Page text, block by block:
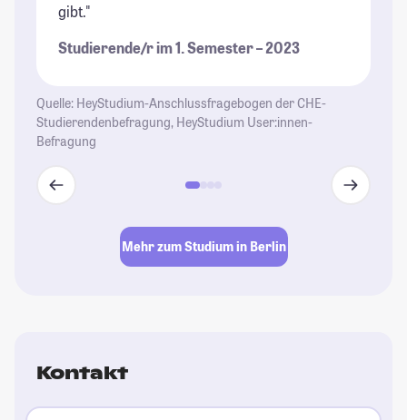
gibt."
Studierende/r im 1. Semester – 2023
Quelle: HeyStudium-Anschlussfragebogen der CHE-
Studierendenbefragung, HeyStudium User:innen-
Befragung
Mehr zum Studium in Berlin
Kontakt